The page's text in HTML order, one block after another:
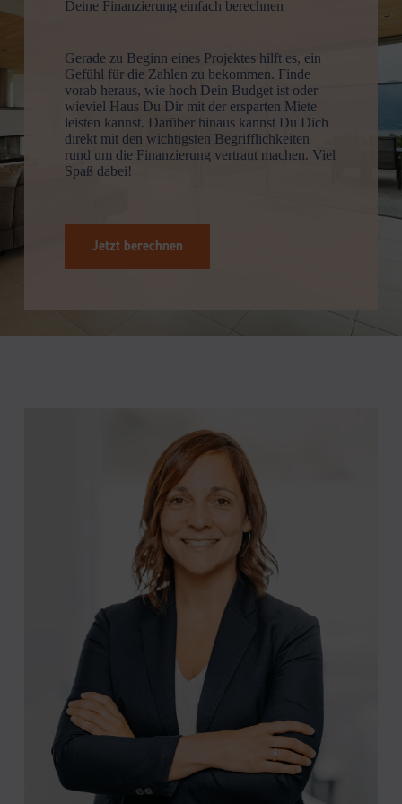
Deine Finanzierung einfach berechnen
Gerade zu Beginn eines Projektes hilft es, ein
Gefühl für die Zahlen zu bekommen. Finde
vorab heraus, wie hoch Dein Budget ist oder
wieviel Haus Du Dir mit der ersparten Miete
leisten kannst. Darüber hinaus kannst Du Dich
direkt mit den wichtigsten Begriff­lich­keiten
rund um die Finan­zierung vertraut machen. Viel
Spaß dabei!
Jetzt berechnen